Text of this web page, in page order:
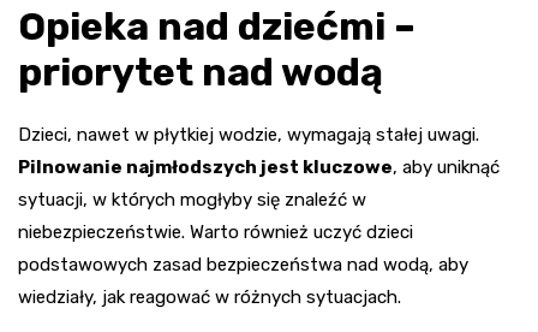
Opieka nad dziećmi –
priorytet nad wodą
Dzieci, nawet w płytkiej wodzie, wymagają stałej uwagi.
Pilnowanie najmłodszych jest kluczowe, aby uniknąć
sytuacji, w których mogłyby się znaleźć w
niebezpieczeństwie. Warto również uczyć dzieci
podstawowych zasad bezpieczeństwa nad wodą, aby
wiedziały, jak reagować w różnych sytuacjach.